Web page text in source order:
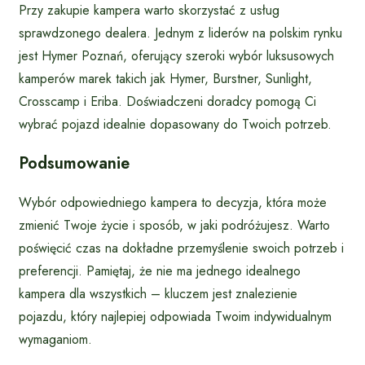
Przy zakupie kampera warto skorzystać z usług
sprawdzonego dealera. Jednym z liderów na polskim rynku
jest Hymer Poznań, oferujący szeroki wybór luksusowych
kamperów marek takich jak Hymer, Burstner, Sunlight,
Crosscamp i Eriba. Doświadczeni doradcy pomogą Ci
wybrać pojazd idealnie dopasowany do Twoich potrzeb.
Podsumowanie
Wybór odpowiedniego kampera to decyzja, która może
zmienić Twoje życie i sposób, w jaki podróżujesz. Warto
poświęcić czas na dokładne przemyślenie swoich potrzeb i
preferencji. Pamiętaj, że nie ma jednego idealnego
kampera dla wszystkich – kluczem jest znalezienie
pojazdu, który najlepiej odpowiada Twoim indywidualnym
wymaganiom.